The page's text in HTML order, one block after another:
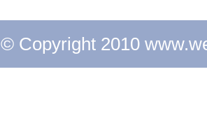
© Copyright 2010